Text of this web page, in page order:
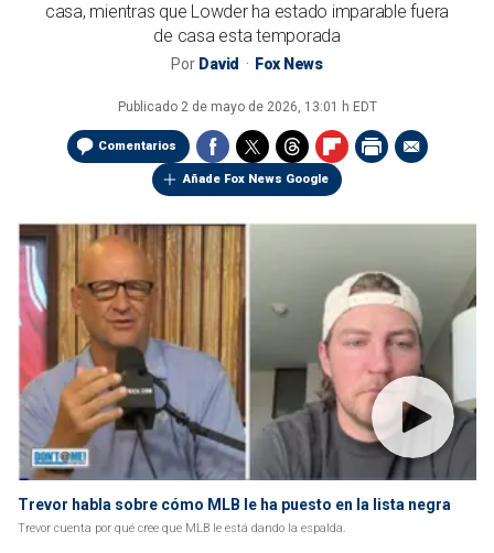
casa, mientras que Lowder ha estado imparable fuera
de casa esta temporada
Por David Fox News
Publicado 2 de mayo de 2026, 13:01 h EDT
Comentarios
Añade Fox News Google
Trevor habla sobre cómo MLB le ha puesto en la lista negra
Trevor cuenta por qué cree que MLB le está dando la espalda.